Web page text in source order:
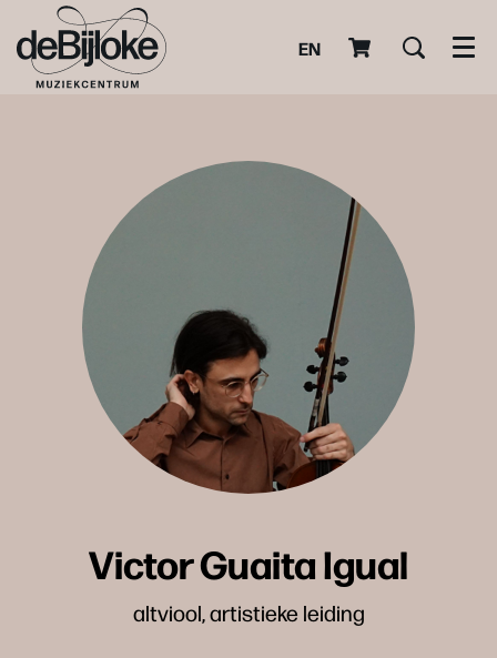
EN
Victor Guaita Igual
altviool, artistieke leiding